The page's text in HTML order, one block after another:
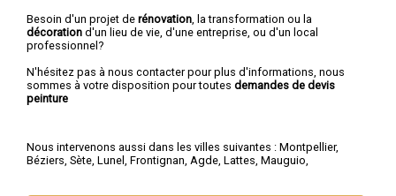
Besoin d'un projet de rénovation , la transformation ou la
décoration d'un lieu de vie, d'une entreprise, ou d'un local
professionnel?
N'hésitez pas à nous contacter pour plus d'informations, nous
sommes à votre disposition pour toutes demandes de devis
peinture
Nous intervenons aussi dans les villes suivantes : Montpellier,
Béziers, Sète, Lunel , Frontignan, Agde, Lattes, Mauguio,